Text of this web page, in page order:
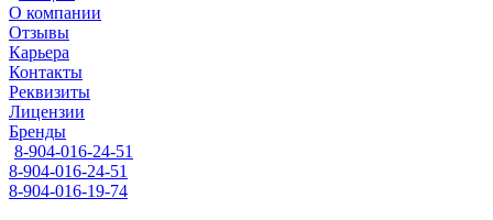
О компании
Отзывы
Карьера
Контакты
Реквизиты
Лицензии
Бренды
8-904-016-24-51
8-904-016-24-51
8-904-016-19-74